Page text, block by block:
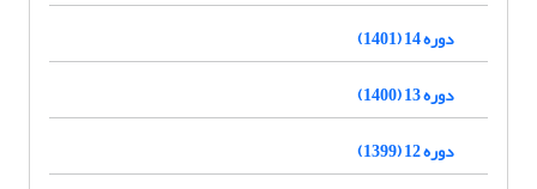
دوره 14 (1401)
دوره 13 (1400)
دوره 12 (1399)